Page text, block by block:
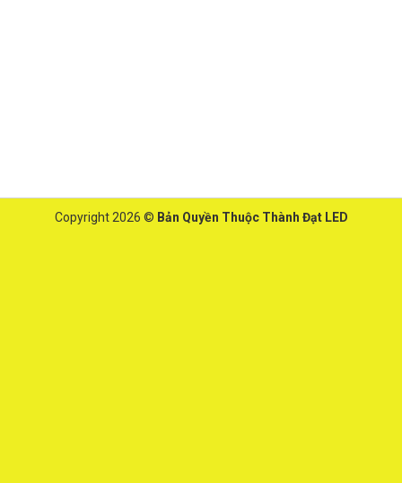
Copyright 2026 © Bản Quyền Thuộc Thành Đạt LED